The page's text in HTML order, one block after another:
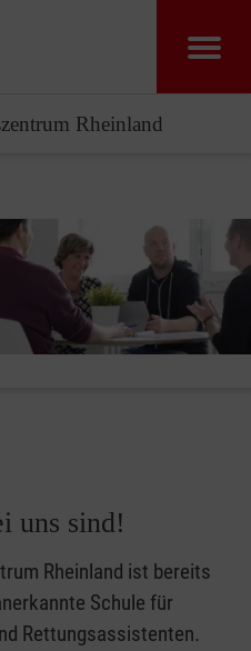
Rheinland
uns sind!
Rheinland ist bereits
Schule für
Rettungsassistenten.